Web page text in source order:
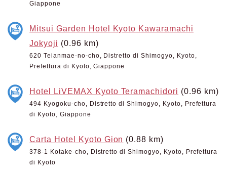
Giappone
Mitsui Garden Hotel Kyoto Kawaramachi
Jokyoji (0.96 km)
620 Teianmae-no-cho, Distretto di Shimogyo, Kyoto,
Prefettura di Kyoto, Giappone
Hotel LiVEMAX Kyoto Teramachidori (0.96 km)
494 Kyogoku-cho, Distretto di Shimogyo, Kyoto, Prefettura
di Kyoto, Giappone
Carta Hotel Kyoto Gion (0.88 km)
378-1 Kotake-cho, Distretto di Shimogyo, Kyoto, Prefettura
di Kyoto